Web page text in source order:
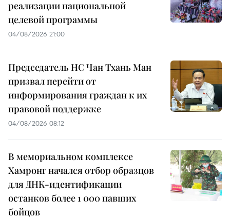
реализации национальной
целевой программы
04/08/2026 21:00
Председатель НС Чан Тхань Ман
призвал перейти от
информирования граждан к их
правовой поддержке
04/08/2026 08:12
В мемориальном комплексе
Хамронг начался отбор образцов
для ДНК-идентификации
останков более 1 000 павших
бойцов